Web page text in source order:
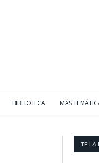
BIBLIOTECA MÁS
TE LA